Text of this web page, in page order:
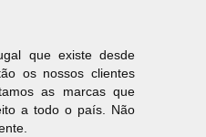
que existe desde
os nossos clientes
as marcas que
a todo o país. Não